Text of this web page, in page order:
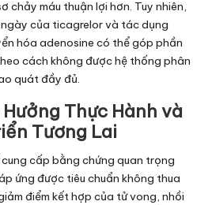
chảy máu thuận lợi hơn. Tuy nhiên,
của ticagrelor và tác dụng
hóa adenosine có thể góp phần
cách không được hệ thống phân
quát đầy đủ.
Thực Hành và
Tương Lai
cấp bằng chứng quan trọng
ứng được tiêu chuẩn không thua
điểm kết hợp của tử vong, nhồi